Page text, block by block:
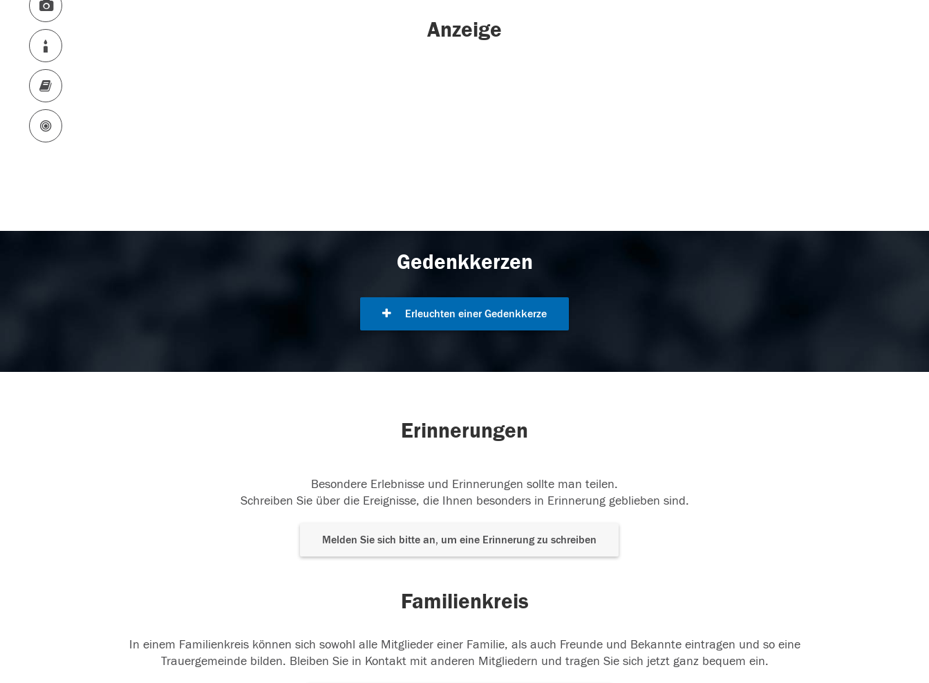
Anzeige
Gedenkkerzen
Erleuchten einer Gedenkkerze
Erinnerungen
Besondere Erlebnisse und Erinnerungen sollte man teilen.
Schreiben Sie über die Ereignisse, die Ihnen besonders in Erinnerung geblieben sind.
Melden Sie sich bitte an, um eine Erinnerung zu schreiben
Familienkreis
In einem Familienkreis können sich sowohl alle Mitglieder einer Familie, als auch Freunde und Bekannte eintragen und so eine
Trauergemeinde bilden. Bleiben Sie in Kontakt mit anderen Mitgliedern und tragen Sie sich jetzt ganz bequem ein.